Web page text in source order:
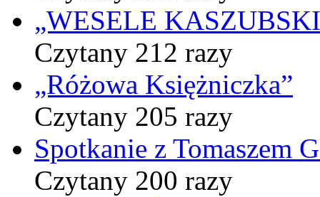
„WESELE
Czytany 212 razy
„Różowa Księżniczka”
Czytany 205 razy
Spotkanie z Tomaszem
Czytany 200 razy